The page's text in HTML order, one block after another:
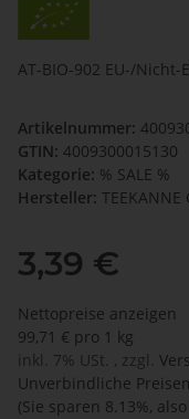
AT-BIO-902 EU-/
Artikelnummer:
GTIN: 4009300015130
Kategorie: % SALE %
Hersteller: TEEKANNE
3,39 €
Nettopreise anzeigen
99,71 € pro 1 kg
inkl. 7% USt. , zzgl.
Unverbindliche
(Sie sparen 8.13%, also